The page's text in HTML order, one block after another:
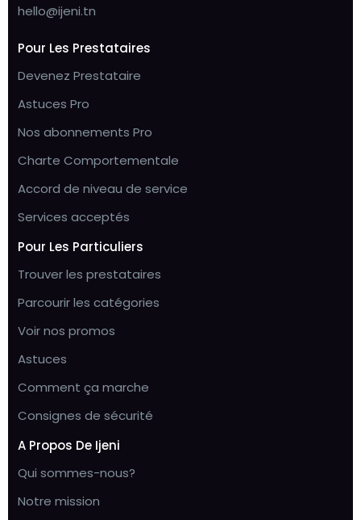
hello@ijeni.tn
Pour Les Prestataires
Devenez Prestataire
Astuces Pro
Nos abonnements Pro
Charte Comportementale
Accord de niveau de service
Services acceptés
Pour Les Particuliers
Trouver les prestataires
Parcourir les catégories
Voir nos promos
Astuces
Comment ça marche
Consignes de sécurité
A Propos De Ijeni
Qui sommes-nous?
Notre mission